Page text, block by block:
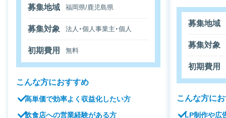
募集地域 福岡県/鹿児島県
募集対象 法人・個人事業主・個人
初期費用 無料
こんな方におすすめ
高単価で効率よく収益化したい方
飲食店への営業経験がある方
募集地域
募集対象
初期費用
こんな方に
LP制作や広